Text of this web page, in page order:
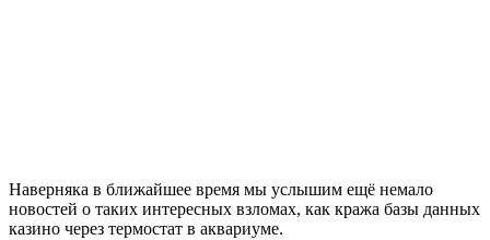
Наверняка в ближайшее время мы услышим ещё немало
новостей о таких интересных взломах, как кража базы данных
казино через термостат в аквариуме.